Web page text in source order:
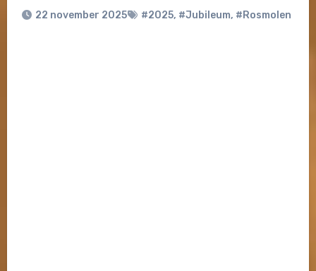
22 november 2025 #2025, #Jubileum, #Rosmolen